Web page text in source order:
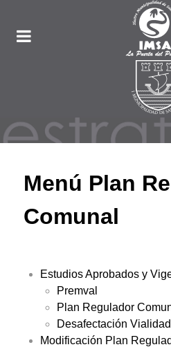
Menú Plan
Comunal
Estudios Aprobados y
Premval
Plan Regulador
Desafectación
Modificación Plan